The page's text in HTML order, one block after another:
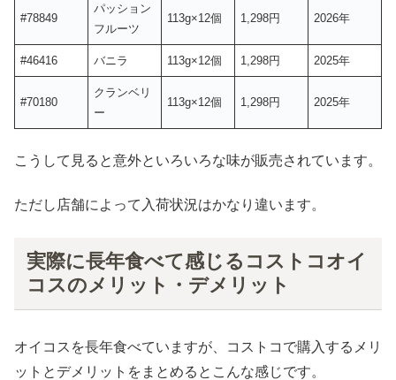
#78849
パッション
フルーツ
113g×12個 1,298円 2026年
#46416 バニラ 113g×12個 1,298円 2025年
#70180
クランベリ
ー
113g×12個 1,298円 2025年
こうして見ると意外といろいろな味が販売されています。
ただし店舗によって入荷状況はかなり違います。
実際に長年食べて感じるコストコオイ
コスのメリット・デメリット
オイコスを長年食べていますが、コストコで購入するメリ
ットとデメリットをまとめるとこんな感じです。